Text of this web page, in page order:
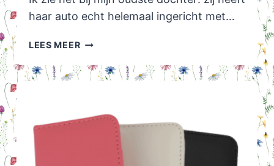
haar auto echt helemaal ingericht met…
LEES MEERJE
INRICHTEN:
DINGEN